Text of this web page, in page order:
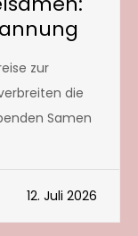
zur
die
Samen
12. Juli 2026